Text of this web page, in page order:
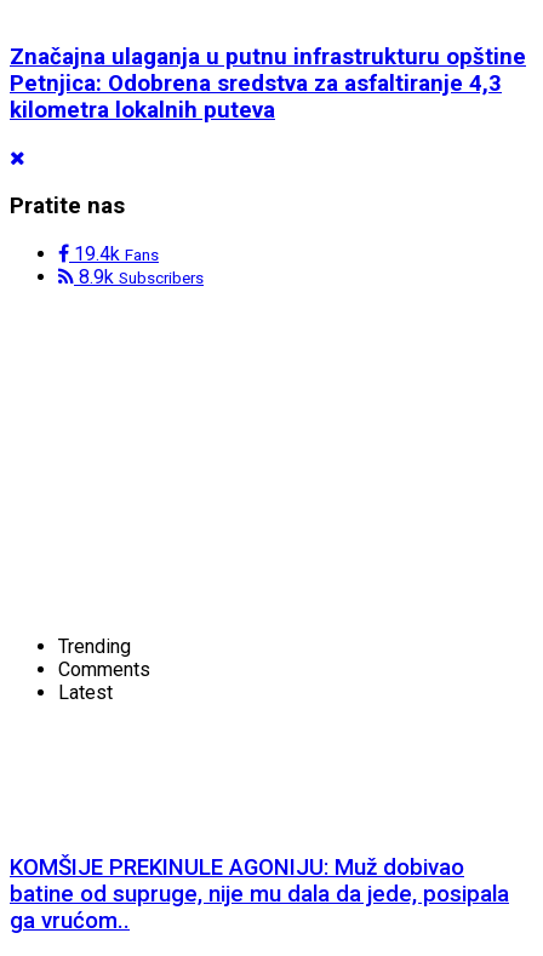
Značajna ulaganja u putnu infrastrukturu opštine
Petnjica: Odobrena sredstva za asfaltiranje 4,3
kilometra lokalnih puteva
Pratite nas
19.4k Fans
8.9k Subscribers
Trending
Comments
Latest
KOMŠIJE PREKINULE AGONIJU: Muž dobivao
batine od supruge, nije mu dala da jede, posipala
ga vrućom..